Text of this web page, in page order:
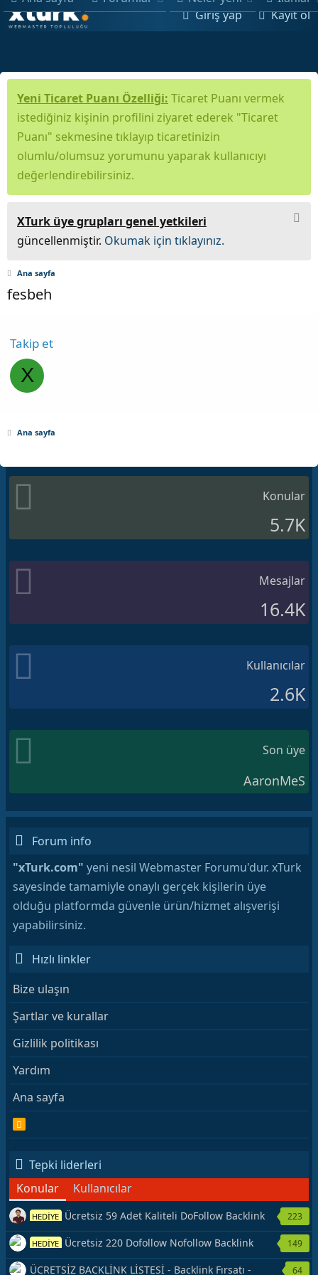
Giriş yap Kayıt ol
Yeni Ticaret Puanı Özelliği: Ticaret Puanı vermek
istediğiniz kişinin profilini ziyaret ederek "Ticaret
Puanı" sekmesine tıklayıp ticaretinizin
olumlu/olumsuz yorumunu yaparak kullanıcıyı
değerlendirebilirsiniz.
XTurk üye grupları genel yetkileri
güncellenmiştir. Okumak için tıklayınız.
Ana sayfa
fesbeh
Takip et
X
Ana sayfa
Konular
5.7K
Mesajlar
16.4K
Kullanıcılar
2.6K
Son üye
AaronMeS
Forum info
"xTurk.com" yeni nesil Webmaster Forumu'dur. xTurk
sayesinde tamamiyle onaylı gerçek kişilerin üye
olduğu platformda güvenle ürün/hizmet alışverişi
yapabilirsiniz.
Hızlı linkler
Bize ulaşın
Şartlar ve kurallar
Gizlilik politikası
Yardım
Ana sayfa
R
S
Tepki liderleri
Konular
Kullanıcılar
HEDİYE Ücretsiz 59 Adet Kaliteli DoFollow Backlink
Kaynağı Veriyorum.
223
HEDİYE Ücretsiz 220 Dofollow Nofollow Backlink
Veriyorum
149
ÜCRETSİZ BACKLİNK LİSTESİ - Backlink Fırsatı - 64